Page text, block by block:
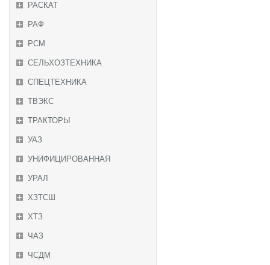
РАСКАТ
РАФ
РСМ
СЕЛЬХОЗТЕХНИКА
СПЕЦТЕХНИКА
ТВЭКС
ТРАКТОРЫ
УАЗ
УНИФИЦИРОВАННАЯ
УРАЛ
ХЗТСШ
ХТЗ
ЧАЗ
ЧСДМ